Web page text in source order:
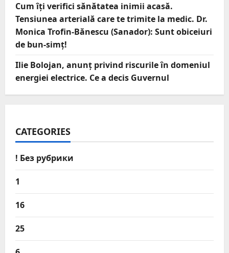
Cum îți verifici sănătatea inimii acasă.
Tensiunea arterială care te trimite la medic. Dr.
Monica Trofin-Bănescu (Sanador): Sunt obiceiuri
de bun-simț!
Ilie Bolojan, anunț privind riscurile în domeniul
energiei electrice. Ce a decis Guvernul
CATEGORIES
! Без рубрики
1
16
25